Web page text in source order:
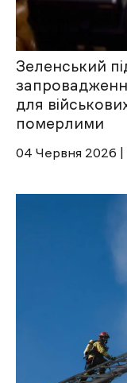
Зеленський
для
померлими
04 Червня 2026 |